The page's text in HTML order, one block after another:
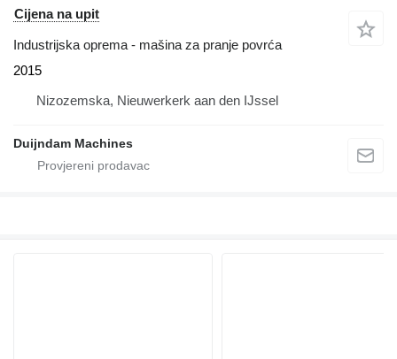
Cijena na upit
Industrijska oprema - mašina za pranje povrća
2015
Nizozemska, Nieuwerkerk aan den IJssel
Duijndam Machines